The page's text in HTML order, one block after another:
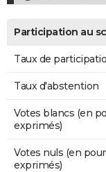
Participation au
Taux de
Taux d'abstention
Votes blancs (en
exprimés)
Votes nuls (en
exprimés)